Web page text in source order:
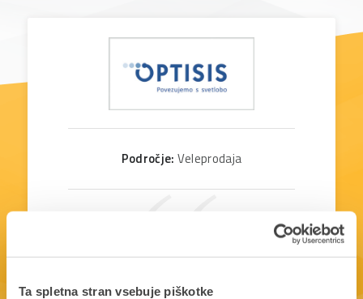
Ta spletna stran vsebuje piškotke
Področje: Veleprodaja
PANTHEON nekako zna upoštevati človeški
vidik. Napake, ki jih uporabniki zagrešimo,
zna predvideti vnaprej in kar je pri vsem
najbolje, zanje ima že pripravljene rešitve.